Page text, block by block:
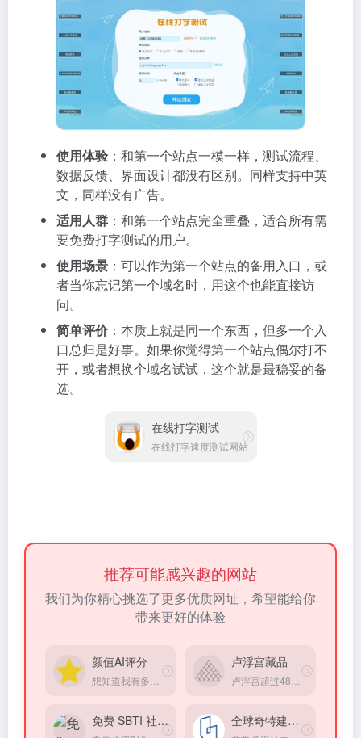
使用体验 ：和第一个站点一模一样，测试流程、
数据反馈、界面设计都没有区别。同样支持中英
文，同样没有广告。
适用人群 ：和第一个站点完全重叠，适合所有需
要免费打字测试的用户。
使用场景 ：可以作为第一个站点的备用入口，或
者当你忘记第一个域名时，用这个也能直接访
问。
简单评价：本质上就是同一个东西，但多一个入
口总归是好事。如果你觉得第一个站点偶尔打不
开，或者想换个域名试试，这个就是最稳妥的备
选。
在线打字测试
在线打字速度测试网站
推荐可能感兴趣的网站
我们为你精心挑选了更多优质网址，希望能给你
带来更好的体验
颜值AI评分 卢浮宫藏品
免费 SBTI 社交性格测试 全球奇特建筑大赏